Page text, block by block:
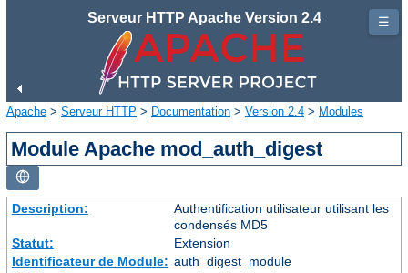
Serveur HTTP Apache Version 2.4
Apache > Serveur HTTP > Documentation > Version 2.4 > Modules
Module Apache mod_auth_digest
Description:
Authentification utilisateur utilisant les
condensés MD5
Statut:
Extension
Identificateur de Module: auth_digest_module
☰